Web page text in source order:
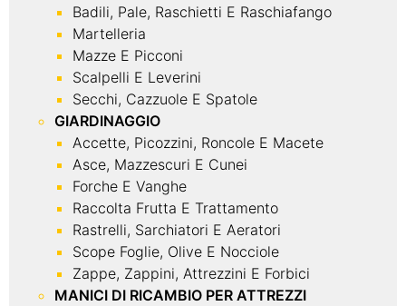
Badili, Pale, Raschietti E Raschiafango
Martelleria
Mazze E Picconi
Scalpelli E Leverini
Secchi, Cazzuole E Spatole
GIARDINAGGIO
Accette, Picozzini, Roncole E Macete
Asce, Mazzescuri E Cunei
Forche E Vanghe
Raccolta Frutta E Trattamento
Rastrelli, Sarchiatori E Aeratori
Scope Foglie, Olive E Nocciole
Zappe, Zappini, Attrezzini E Forbici
MANICI DI RICAMBIO PER ATTREZZI